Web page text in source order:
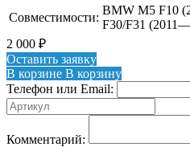
Совместимости:
BMW M5 F10
F30/F31
2 000 ₽
Оставить заявку
В корзине В корзину
Телефон или Email:
Комментарий: